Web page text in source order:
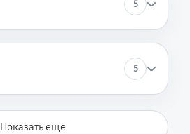
5
5
Показать ещё